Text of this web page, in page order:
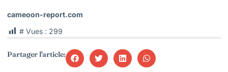
cameoon-report.com
# Vues : 299
Partager l'article: